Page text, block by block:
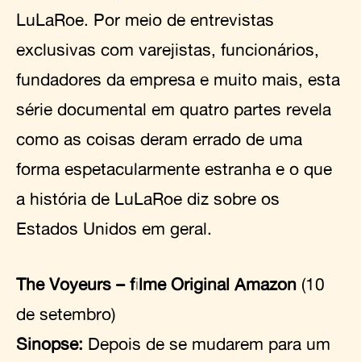
LuLaRoe. Por meio de entrevistas
exclusivas com varejistas, funcionários,
fundadores da empresa e muito mais, esta
série documental em quatro partes revela
como as coisas deram errado de uma
forma espetacularmente estranha e o que
a história de LuLaRoe diz sobre os
Estados Unidos em geral.
The Voyeurs – filme Original Amazon (10
de setembro)
Sinopse: Depois de se mudarem para um